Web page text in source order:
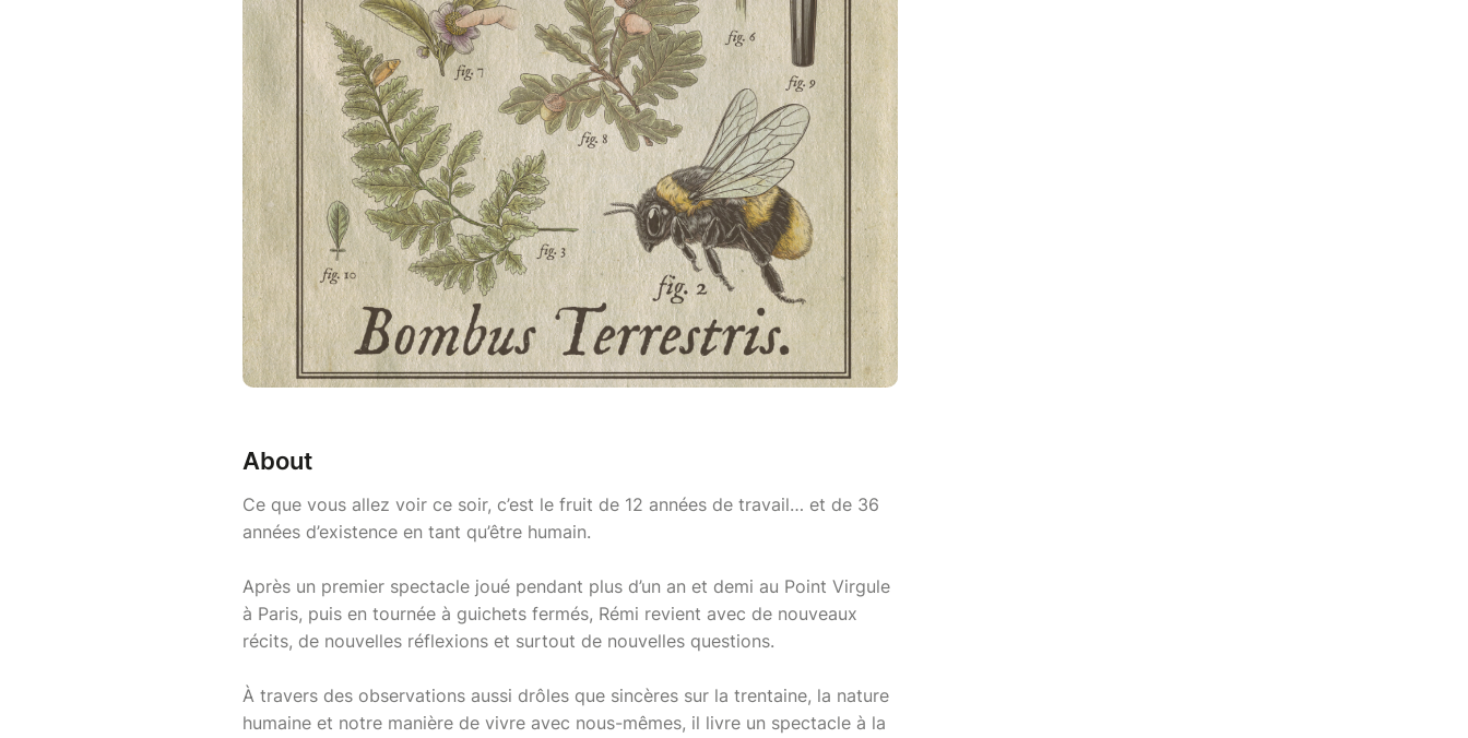
About
Ce que vous allez voir ce soir, c’est le fruit de 12 années de travail… et de 36
années d’existence en tant qu’être humain.
Après un premier spectacle joué pendant plus d’un an et demi au Point Virgule
à Paris, puis en tournée à guichets fermés, Rémi revient avec de nouveaux
récits, de nouvelles réflexions et surtout de nouvelles questions.
À travers des observations aussi drôles que sincères sur la trentaine, la nature
humaine et notre manière de vivre avec nous-mêmes, il livre un spectacle à la